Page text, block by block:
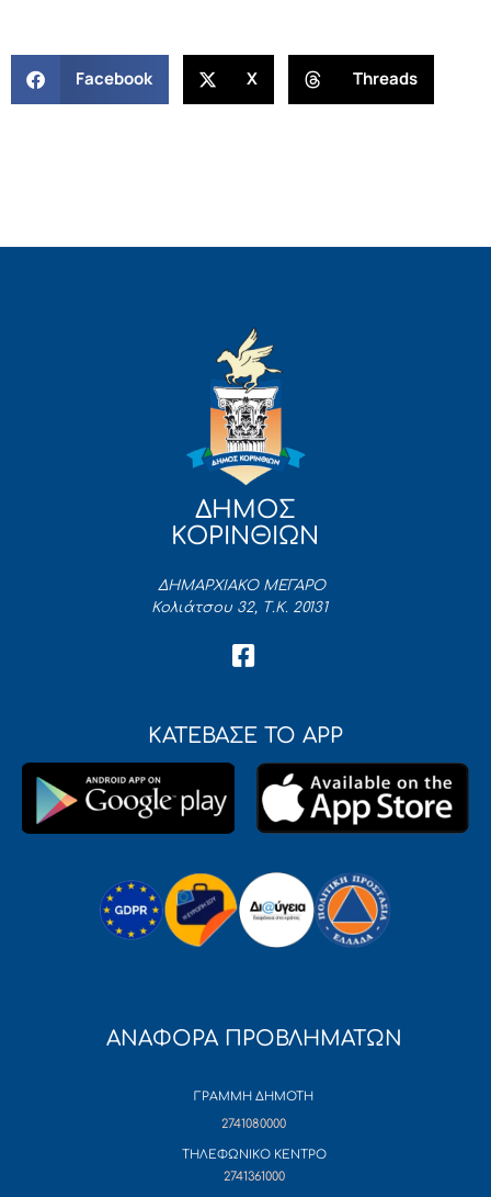
Facebook X Threads
ΔΗΜΟΣ
ΚΟΡΙΝΘΙΩΝ
ΔΗΜΑΡΧΙΑΚΟ ΜΕΓΑΡΟ
Κολιάτσου 32, Τ.Κ. 20131
ΚΑΤΕΒΑΣΕ ΤΟ APP
ΑΝΑΦΟΡΑ ΠΡΟΒΛΗΜΑΤΩΝ
ΓΡΑΜΜΗ ΔΗΜΟΤΗ
2741080000
ΤΗΛΕΦΩΝΙΚΟ ΚΕΝΤΡΟ
2741361000